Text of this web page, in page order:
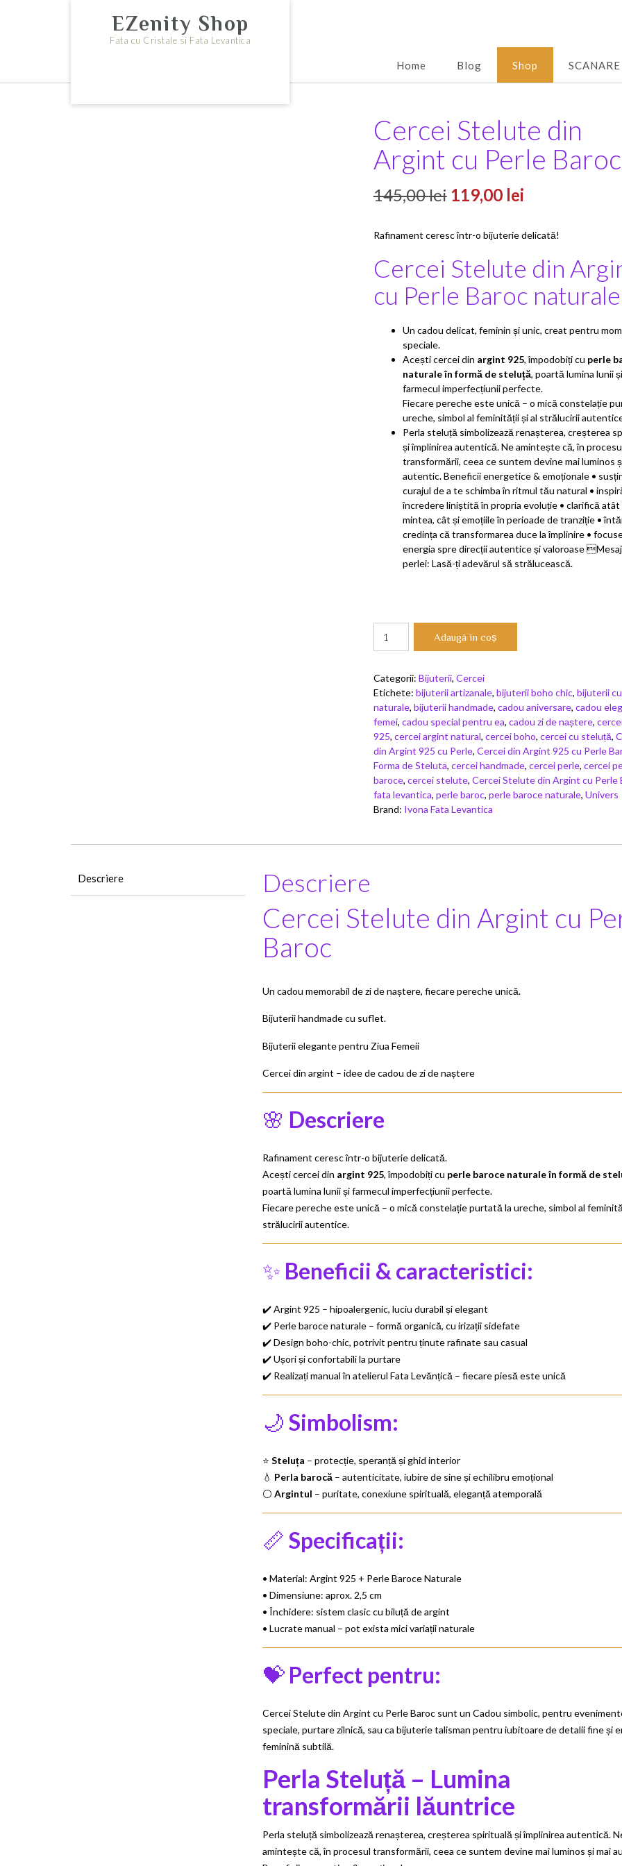
EZenity Shop
Fata cu Cristale si Fata Levantica
Home Blog Shop SCANARE
Cercei Stelute din
Argint cu Perle Baroc
145,00lei Prețul
fost:
145,00 lei.
119,00 leiPrețul
119,00 lei.
Rafinament ceresc într-o bijuterie delicată!
Cercei Stelute din
cu Perle Baroc naturale
Un cadou delicat, feminin și unic, creat pentru
speciale.
Acești cercei din argint 925, împodobiți cu perle
naturale în formă de steluță, poartă lumina lunii și
farmecul imperfecțiunii perfecte.
Fiecare pereche este unică – o mică constelație
ureche, simbol al feminității și al strălucirii
Perla steluță simbolizează renașterea, creșterea
și împlinirea autentică. Ne amintește că, în
transformării, ceea ce suntem devine mai luminos
autentic. Beneficii energetice & emoționale •
curajul de a te schimba în ritmul tău natural •
încredere liniștită în propria evoluție • clarifică atât
mintea, cât și emoțiile în perioade de tranziție •
credința că transformarea duce la împlinire •
energia spre direcții autentice și valoroase
perlei: Lasă-ți adevărul să strălucească.
Cercei
din
Argint
Perle
Baroc
Adaugă în coș
Categorii: Bijuterii, Cercei
Etichete: bijuterii artizanale, bijuterii boho chic, bijuterii
naturale, bijuterii handmade, cadou aniversare, cadou
femei, cadou special pentru ea, cadou zi de naștere,
925, cercei argint natural, cercei boho, cercei cu steluță,
din Argint 925 cu Perle, Cercei din Argint 925 cu Perle
Forma de Steluta, cercei handmade, cercei perle, cercei
baroce, cercei stelute, Cercei Stelute din Argint cu Perle
fata levantica, perle baroc, perle baroce naturale, Univers
Brand: Ivona Fata Levantica
Descriere Descriere
Cercei Stelute din Argint cu
Baroc
Un cadou memorabil de zi de naștere, fiecare pereche unică.
Bijuterii handmade cu suflet.
Bijuterii elegante pentru Ziua Femeii
Cercei din argint – idee de cadou de zi de naștere
🌸 Descriere
Rafinament ceresc într-o bijuterie delicată.
Acești cercei din argint 925, împodobiți cu perle baroce naturale în formă de
poartă lumina lunii și farmecul imperfecțiunii perfecte.
Fiecare pereche este unică – o mică constelație purtată la ureche, simbol al
strălucirii autentice.
✨ Beneficii & caracteristici:
✔️ Argint 925 – hipoalergenic, luciu durabil și elegant
✔️ Perle baroce naturale – formă organică, cu irizații sidefate
✔️ Design boho-chic, potrivit pentru ținute rafinate sau casual
✔️ Ușori și confortabili la purtare
✔️ Realizați manual în atelierul Fata Levănțică – fiecare piesă este unică
🌙Simbolism:
⭐Steluța – protecție, speranță și ghid interior
💧 Perla barocă – autenticitate, iubire de sine și echilibru emoțional
⚪Argintul – puritate, conexiune spirituală, eleganță atemporală
📏Specificații:
• Material: Argint 925 + Perle Baroce Naturale
• Dimensiune: aprox. 2,5 cm
• Închidere: sistem clasic cu biluță de argint
• Lucrate manual – pot exista mici variații naturale
💝 Perfect pentru:
Cercei Stelute din Argint cu Perle Baroc sunt un Cadou simbolic, pentru
speciale, purtare zilnică, sau ca bijuterie talisman pentru iubitoare de detalii fine și
feminină subtilă.
Perla Steluță – Lumina
transformării lăuntrice
Perla steluță simbolizează renașterea, creșterea spirituală și împlinirea autentică.
amintește că, în procesul transformării, ceea ce suntem devine mai luminos și mai